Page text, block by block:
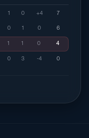
1 0 +4 7
0 1 0 6
1 1 0 4
0 3 -4 0